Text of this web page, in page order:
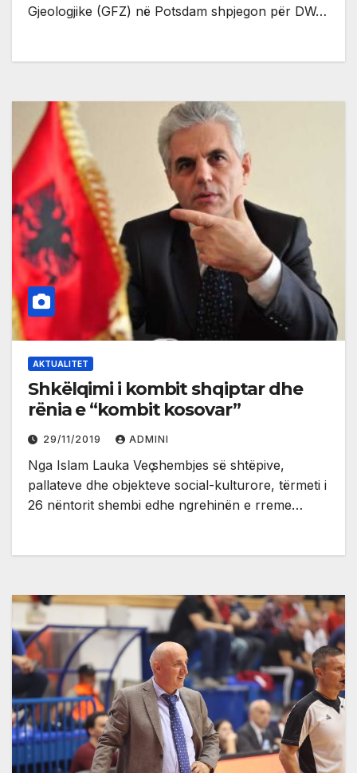
Gjeologjike (GFZ) në Potsdam shpjegon për DW…
AKTUALITET
Shkёlqimi i kombit shqiptar dhe
rёnia e “kombit kosovar”
29/11/2019 ADMINI
Nga Islam Lauka Veҫ shembjes sё shtёpive,
pallateve dhe objekteve social-kulturore, tёrmeti i
26 nёntorit shembi edhe ngrehinёn e rreme…